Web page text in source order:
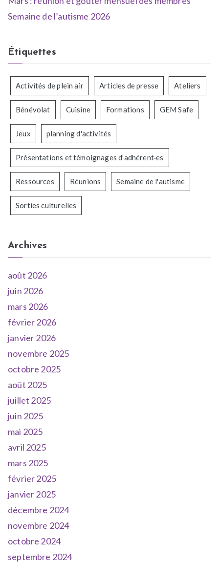
Semaine de l’autisme 2026
Étiquettes
Activités de plein air Articles de presse Ateliers
Bénévolat Cuisine Formations GEM Safe
Jeux planning d'activités
Présentations et témoignages d’adhérent·es
Ressources Réunions Semaine de l'autisme
Sorties culturelles
Archives
août 2026
juin 2026
mars 2026
février 2026
janvier 2026
novembre 2025
octobre 2025
août 2025
juillet 2025
juin 2025
mai 2025
avril 2025
mars 2025
février 2025
janvier 2025
décembre 2024
novembre 2024
octobre 2024
septembre 2024